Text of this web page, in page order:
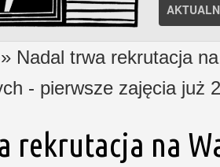
Nadal trwa rekrutacja
- pierwsze zajęcia już
rekrutacja na